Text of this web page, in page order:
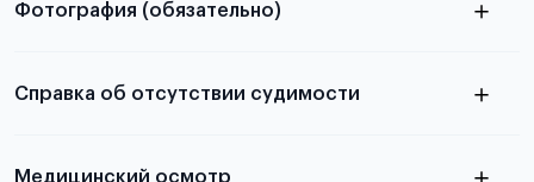
абитуриентов, изложена в статье.
Фотография (обязательно)
Справка об отсутствии судимости
Медицинский осмотр